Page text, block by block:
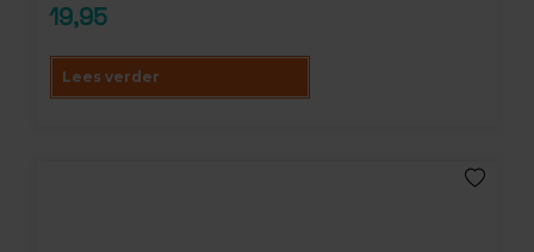
19,95
Lees verder